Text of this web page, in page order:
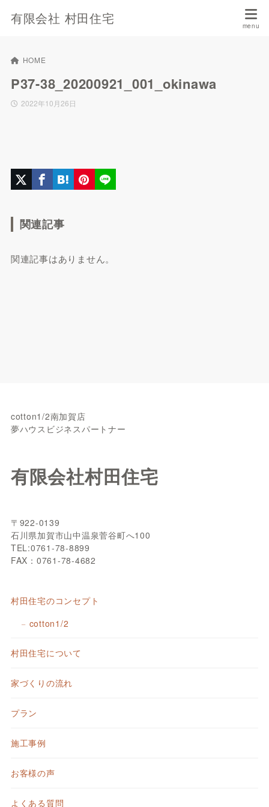
有限会社 村田住宅
HOME
P37-38_20200921_001_okinawa
2022年10月26日
関連記事
関連記事はありません。
cotton1/2南加賀店
夢ハウスビジネスパートナー
有限会社村田住宅
〒922-0139
石川県加賀市山中温泉菅谷町へ100
TEL:0761-78-8899
FAX：0761-78-4682
村田住宅のコンセプト
cotton1/2
村田住宅について
家づくりの流れ
プラン
施工事例
お客様の声
よくある質問